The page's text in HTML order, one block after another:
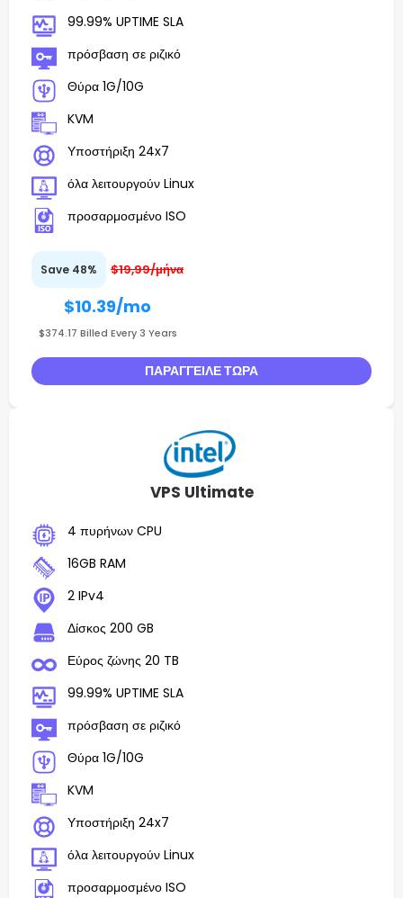
99.99% UPTIME SLA
πρόσβαση σε ριζικό
Θύρα 1G/10G
KVM
Υποστήριξη 24x7
όλα λειτουργούν Linux
προσαρμοσμένο ISO
Save 48% $19,99/μήνα
$10.39/mo
$374.17 Billed Every 3 Years
ΠΑΡΆΓΓΕΙΛΕ ΤΏΡΑ
VPS Ultimate
4 πυρήνων CPU
16GB RAM
2 IPv4
Δίσκος 200 GB
Εύρος ζώνης 20 TB
99.99% UPTIME SLA
πρόσβαση σε ριζικό
Θύρα 1G/10G
KVM
Υποστήριξη 24x7
όλα λειτουργούν Linux
προσαρμοσμένο ISO